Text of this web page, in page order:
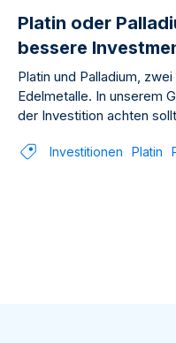
Platin oder
bessere
Platin und Palladium,
Edelmetalle. In unserem
der Investition achten
Investitionen Platin